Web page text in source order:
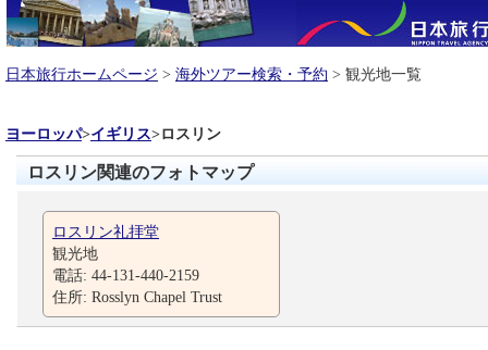
日本旅行ホームページ > 海外ツアー検索・予約 > 観光地一覧
ヨーロッパ>イギリス>ロスリン
ロスリン関連のフォトマップ
ロスリン礼拝堂
観光地
電話: 44-131-440-2159
住所: Rosslyn Chapel Trust